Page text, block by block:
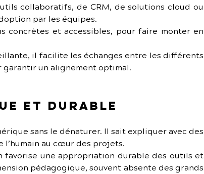
collaboratifs, de CRM, de solutions cloud ou
par les équipes.
concrètes et accessibles, pour faire monter en
il facilite les échanges entre les différents
un alignement optimal.
et durable
sans le dénaturer. Il sait expliquer avec des
l’humain au cœur des projets.
favorise une appropriation durable des outils et
pédagogique, souvent absente des grands